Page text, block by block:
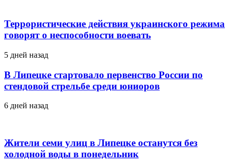
Террористические действия украинского режима
говорят о неспособности воевать
5 дней назад
В Липецке стартовало первенство России по
стендовой стрельбе среди юниоров
6 дней назад
Жители семи улиц в Липецке останутся без
холодной воды в понедельник